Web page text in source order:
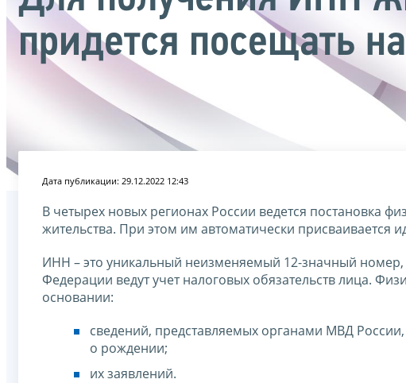
придется посещать
Дата публикации: 29.12.2022 12:43
В четырех новых регионах России ведется постановка
жительства. При этом им автоматически
ИНН – это уникальный неизменяемый 12-значный
Федерации ведут учет налоговых обязательств лица.
основании:
сведений, представляемых органами МВД России,
о рождении;
их заявлений.